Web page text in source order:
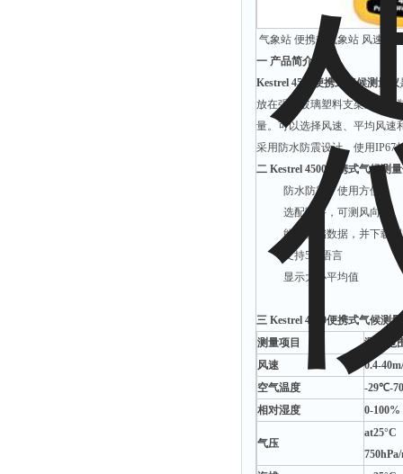
气象站 便携式气象站 风速仪
一 产品简介
Kestrel 4500便携式气候测量仪
放在强化玻璃塑料支架上，安
量。可以选择风速、平均风速
采用防水防震设计，使用IP67
二 Kestrel 4500便携式气候测
防水防震，使用方便
选配附件，可测风向
能够存储数据，并下载到
支持5种语言
显示大小平均值
三 Kestrel 4500便携式气候测
测量项目
测量范
风速
0.4-
空气温度
-29℃-
相对湿度
0-100%
气压
at25°C